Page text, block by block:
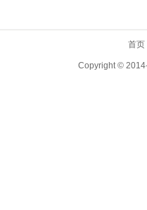
首页
Copyright ©